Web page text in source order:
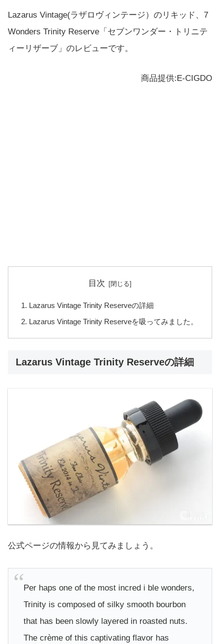
Lazarus Vintage(ラザロヴィンテージ）のリキッド、7
Wonders Trinity Reserve「セブンワンダー・トリニテ
ィーリザーブ」のレビューです。
商品提供:E-CIGDO
目次
Lazarus Vintage Trinity Reserveの詳細
Lazarus Vintage Trinity Reserveを吸ってみました。
Lazarus Vintage Trinity Reserveの詳細
公式ページの情報から見てみましょう。
Per haps one of the most incred i ble wonders,
Trinity is composed of silky smooth bourbon
that has been slowly layered in roasted nuts.
The crème of this captivating flavor has